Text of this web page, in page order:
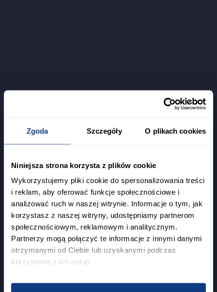
Zgoda Szczegóły O plikach cookies
Niniejsza strona korzysta z plików cookie
Wykorzystujemy pliki cookie do spersonalizowania treści
i reklam, aby oferować funkcje społecznościowe i
analizować ruch w naszej witrynie. Informacje o tym, jak
korzystasz z naszej witryny, udostępniamy partnerom
społecznościowym, reklamowym i analitycznym.
Partnerzy mogą połączyć te informacje z innymi danymi
otrzymanymi od Ciebie lub uzyskanymi podczas
korzystania z ich usług.